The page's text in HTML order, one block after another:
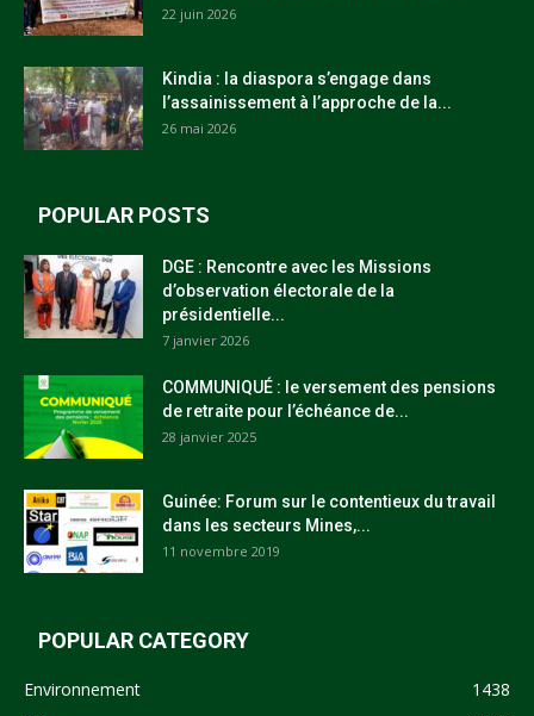
22 juin 2026
Kindia : la diaspora s’engage dans
l’assainissement à l’approche de la...
26 mai 2026
POPULAR POSTS
DGE : Rencontre avec les Missions
d’observation électorale de la
présidentielle...
7 janvier 2026
COMMUNIQUÉ : le versement des pensions
de retraite pour l’échéance de...
28 janvier 2025
Guinée: Forum sur le contentieux du travail
dans les secteurs Mines,...
11 novembre 2019
POPULAR CATEGORY
Environnement
1438